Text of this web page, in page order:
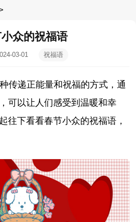
众的祝福语
03-01
祝福语
传递正能量和祝福的方式，通
可以让人们感受到温暖和幸
往下看看春节小众的祝福语，